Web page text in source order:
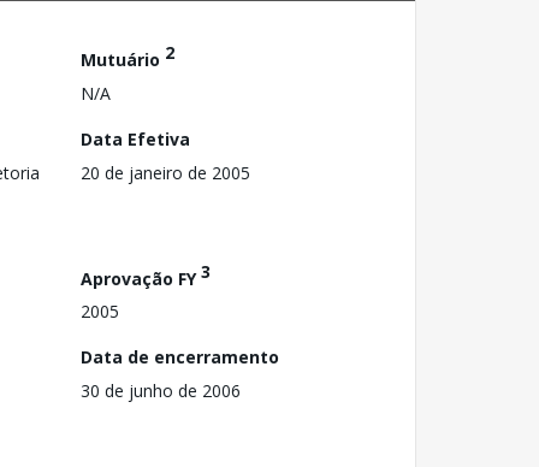
Mutuário 2
N/A
Data Efetiva
20 de janeiro de 2005
Aprovação FY3
2005
Data de encerramento
30 de junho de 2006